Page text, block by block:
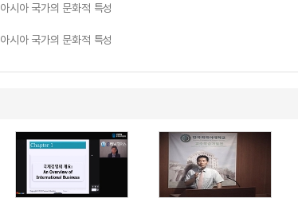
아시아 국가의 문화적 특성
아시아 국가의 문화적 특성